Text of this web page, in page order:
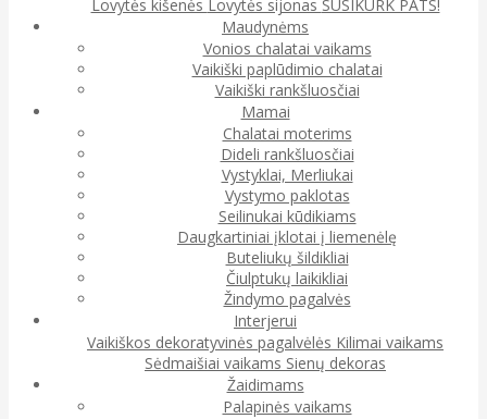
Lovytės kišenės Lovytės sijonas SUSIKURK PATS!
Maudynėms
Vonios chalatai vaikams
Vaikiški paplūdimio chalatai
Vaikiški rankšluosčiai
Mamai
Chalatai moterims
Dideli rankšluosčiai
Vystyklai, Merliukai
Vystymo paklotas
Seilinukai kūdikiams
Daugkartiniai įklotai į liemenėlę
Buteliukų šildikliai
Čiulptukų laikikliai
Žindymo pagalvės
Interjerui
Vaikiškos dekoratyvinės pagalvėlės Kilimai vaikams
Sėdmaišiai vaikams Sienų dekoras
Žaidimams
Palapinės vaikams